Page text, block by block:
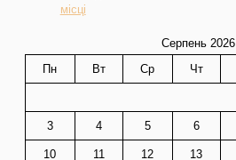
місці
Серпень 2026
Пн
Вт Ср Чт
3 4 5 6
10 11 12 13